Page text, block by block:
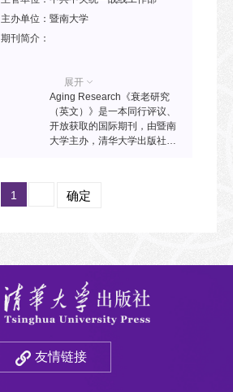
主办单位： 暨南大学
期刊简介：
展开
Aging Research《衰老研究
（英文）》是一本同行评议、
开放获取的国际期刊，由暨南
大学主办，清华大学出版社
的原创研究成果，综述、展望
法，以此最大限度地发挥科学
和社会影响。
1 确定
友情链接